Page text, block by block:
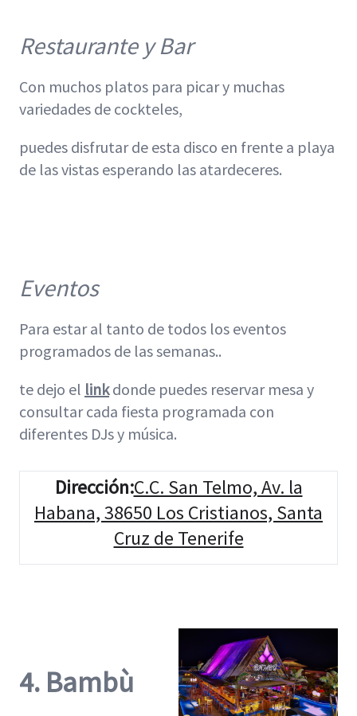
Restaurante y Bar
Con muchos platos para picar y muchas
variedades de cockteles,
puedes disfrutar de esta disco en frente a playa
de las vistas esperando las atardeceres.
Eventos
Para estar al tanto de todos los eventos
programados de las semanas..
te dejo el linkdonde puedes reservar mesa y
consultar cada fiesta programada con
diferentes DJs y música.
Dirección:C.C. San Telmo, Av. la
Habana, 38650 Los Cristianos, Santa
Cruz de Tenerife
4. Bambù